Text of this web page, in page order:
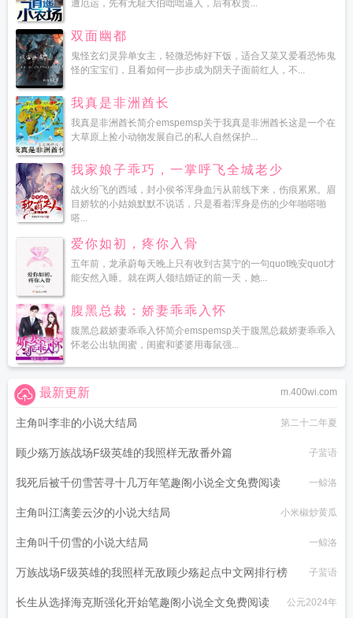
遭厄运，先有无耻大伯咄咄逼人，后有权贵...
双面幽都
鬼怪玄幻灵异单女主，轻微恐怖好下饭，适合又菜又爱看恐怖鬼
怪的宝宝们，且看如何一步步成为阴天子面前红人，不...
我真是非洲酋长
我真是非洲酋长简介emspemsp关于我真是非洲酋长这是一个在
大草原上捡小动物发展自己的私人自然保护...
我家娘子乖巧，一掌呼飞全城老少
战火纷飞的西域，封小侯爷浑身血污从前线下来，伤痕累累。眉
目娇软的小姑娘默默不说话，只是看着浑身是伤的少年啪嗒啪
嗒...
爱你如初，疼你入骨
五年前，龙承蔚每天晚上只有收到古莫宁的一句quot晚安quot才
能安然入睡。就在两人领结婚证的前一天，她...
腹黑总裁：娇妻乖乖入怀
腹黑总裁娇妻乖乖入怀简介emspemsp关于腹黑总裁娇妻乖乖入
怀老公出轨闺蜜，闺蜜和婆婆用毒鼠强...
m.400wi.com
最新更新
主角叫李非的小说大结局 第二十二年夏
顾少殇万族战场F级英雄的我照样无敌番外篇 子蜚语
我死后被千仞雪苦寻十几万年笔趣阁小说全文免费阅读 一鲸洛
主角叫江漓姜云汐的小说大结局 小米椒炒黄瓜
主角叫千仞雪的小说大结局 一鲸洛
万族战场F级英雄的我照样无敌顾少殇起点中文网排行榜 子蜚语
长生从选择海克斯强化开始笔趣阁小说全文免费阅读 公元2024年